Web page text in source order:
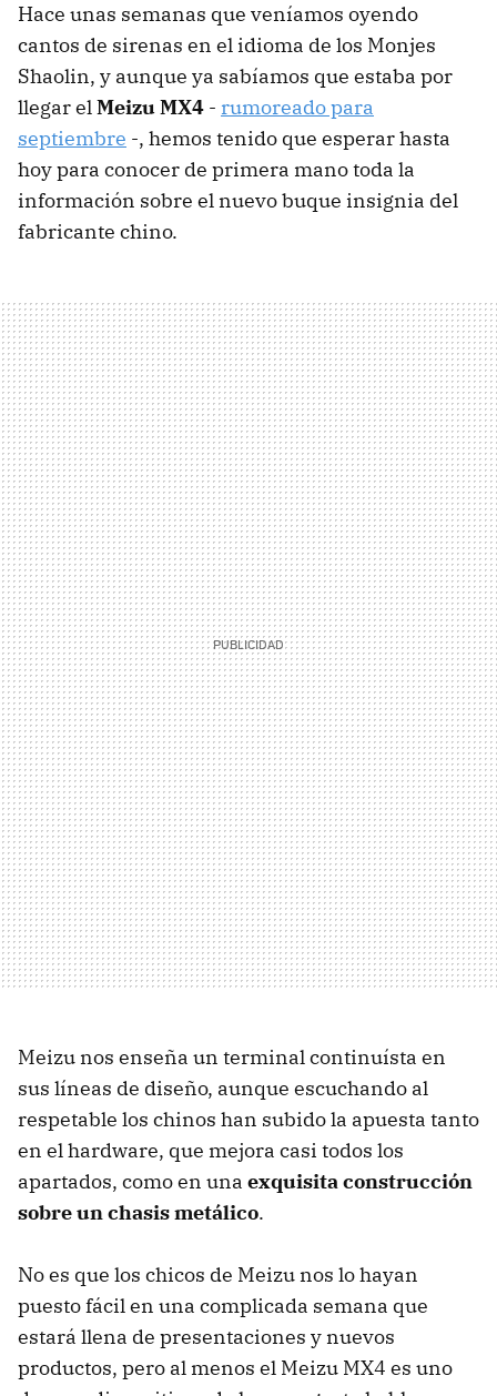
Hace unas semanas que veníamos oyendo
cantos de sirenas en el idioma de los Monjes
Shaolin, y aunque ya sabíamos que estaba por
llegar elMeizu MX4 - rumoreado para
septiembre -, hemos tenido que esperar hasta
hoy para conocer de primera mano toda la
información sobre el nuevo buque insignia del
fabricante chino.
Meizu nos enseña un terminal continuísta en
sus líneas de diseño, aunque escuchando al
respetable los chinos han subido la apuesta tanto
en el hardware, que mejora casi todos los
apartados, como en una exquisita construcción
sobre un chasis metálico.
No es que los chicos de Meizu nos lo hayan
puesto fácil en una complicada semana que
estará llena de presentaciones y nuevos
productos, pero al menos el Meizu MX4 es uno